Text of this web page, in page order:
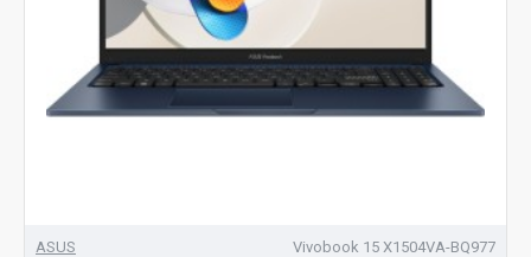
ASUS Vivobook 15 X1504VA-BQ977